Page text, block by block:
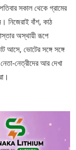
সকাল থেকে গ্রামের
নিজেরাই বাঁশ, কাঠ
অস্থায়ী রূপে
আসে, ভোটের সঙ্গে সঙ্গে
নেত্রীদের আর দেখা